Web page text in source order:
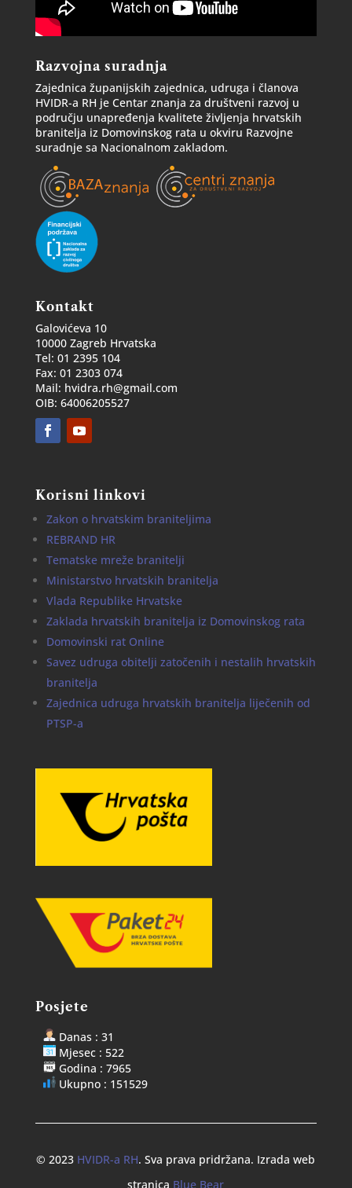
Razvojna suradnja
Zajednica županijskih zajednica, udruga i članova
HVIDR-a RH je Centar znanja za društveni razvoj u
području unapređenja kvalitete življenja hrvatskih
branitelja iz Domovinskog rata u okviru Razvojne
suradnje sa Nacionalnom zakladom.
Kontakt
Galovićeva 10
10000 Zagreb Hrvatska
Tel: 01 2395 104
Fax: 01 2303 074
Mail: hvidra.rh@gmail.com
OIB: 64006205527
Korisni linkovi
Zakon o hrvatskim braniteljima
REBRAND HR
Tematske mreže branitelji
Ministarstvo hrvatskih branitelja
Vlada Republike Hrvatske
Zaklada hrvatskih branitelja iz Domovinskog rata
Domovinski rat Online
Savez udruga obitelji zatočenih i nestalih hrvatskih
branitelja
Zajednica udruga hrvatskih branitelja liječenih od
PTSP-a
Posjete
Danas : 31
Mjesec : 522
Godina : 7965
Ukupno : 151529
© 2023 HVIDR-a RH. Sva prava pridržana. Izrada web
stranica Blue Bear